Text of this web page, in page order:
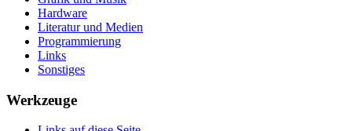
Hardware
Literatur und Medien
Programmierung
Links
Sonstiges
Werkzeuge